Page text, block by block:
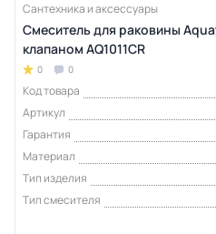
Сантехника и аксессуары
Смеситель для раковины
клапаном AQ1011CR
0 0
Код товара
Артикул
Гарантия
Материал
Тип изделия
Тип смесителя